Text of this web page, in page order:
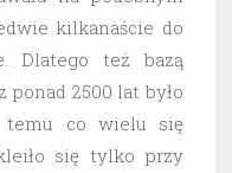
kilkanaście do
Dlatego też bazą
ponad 2500 lat było
temu co wielu się
się tylko przy